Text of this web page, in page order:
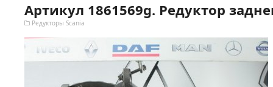
Артикул 1861569g. Редуктор
Редукторы Scania